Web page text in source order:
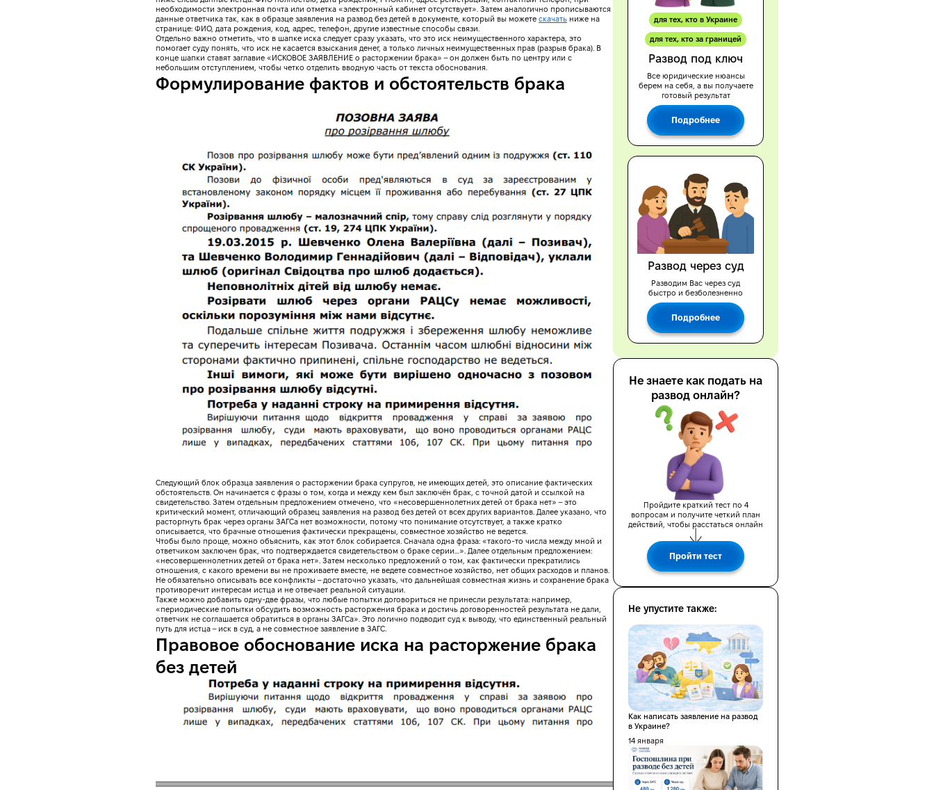
необходимости электронная почта или отметка «электронный кабинет отсутствует». Затем аналогично прописываются
данные ответчика так, как в образце заявления на развод без детей в документе, который вы можете скачать ниже на
странице: ФИО, дата рождения, код, адрес, телефон, другие известные способы связи.
Отдельно важно отметить, что в шапке иска следует сразу указать, что это иск неимущественного характера, это
помогает суду понять, что иск не касается взыскания денег, а только личных неимущественных прав (разрыв брака). В
конце шапки ставят заглавие «ИСКОВОЕ ЗАЯВЛЕНИЕ о расторжении брака» – он должен быть по центру или с
небольшим отступлением, чтобы четко отделить вводную часть от текста обоснования.
Формулирование фактов и обстоятельств брака
Следующий блок образца заявления о расторжении брака супругов, не имеющих детей, это описание фактических
обстоятельств. Он начинается с фразы о том, когда и между кем был заключён брак, с точной датой и ссылкой на
свидетельство. Затем отдельным предложением отмечено, что «несовершеннолетних детей от брака нет» – это
критический момент, отличающий образец заявления на развод без детей от всех других вариантов. Далее указано, что
расторгнуть брак через органы ЗАГСа нет возможности, потому что понимание отсутствует, а также кратко
описывается, что брачные отношения фактически прекращены, совместное хозяйство не ведется.
Чтобы было проще, можно объяснить, как этот блок собирается. Сначала одна фраза: «такого-то числа между мной и
ответчиком заключен брак, что подтверждается свидетельством о браке серии…». Далее отдельным предложением:
«несовершеннолетних детей от брака нет». Затем несколько предложений о том, как фактически прекратились
отношения, с какого времени вы не проживаете вместе, не ведете совместное хозяйство, нет общих расходов и планов.
Не обязательно описывать все конфликты – достаточно указать, что дальнейшая совместная жизнь и сохранение брака
противоречит интересам истца и не отвечает реальной ситуации.
Также можно добавить одну-две фразы, что любые попытки договориться не принесли результата: например,
«периодические попытки обсудить возможность расторжения брака и достичь договоренностей результата не дали,
ответчик не соглашается обратиться в органы ЗАГСа». Это логично подводит суд к выводу, что единственный реальный
путь для истца – иск в суд, а не совместное заявление в ЗАГС.
Правовое обоснование иска на расторжение брака
без детей
для тех, кто в Украине
для тех, кто за границей
Развод под ключ
Все юридические нюансы
берем на себя, а вы получаете
готовый результат
Подробнее
Развод через суд
Разводим Вас через суд
быстро и безболезненно
Подробнее
Не знаете как подать на
развод онлайн?
Пройдите краткий тест по 4
вопросам и получите четкий план
действий, чтобы расстаться онлайн
Пройти тест
Не упустите также:
Как написать заявление на развод
в Украине?
14 января
Развод возможен при любых обстоятельствах
Отвечай на 4 вопроса и получи персональный план развода, подходящий именно тебе
Второй супруг согласен на развод?
Да Нет